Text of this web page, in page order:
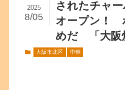
されたチャ
オープン！
めだ 「大阪
2025
8/05
大阪市北区 中華